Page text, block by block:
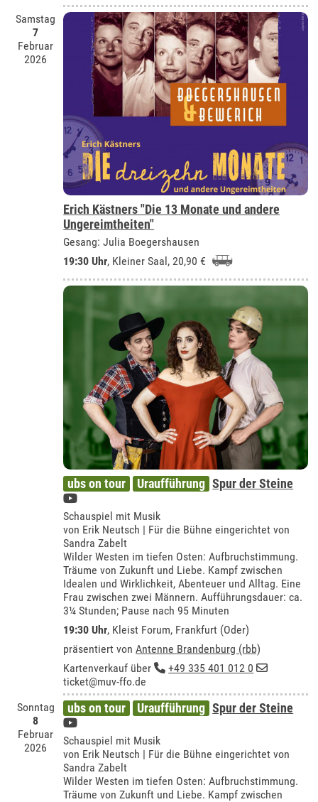
Samstag
7
Februar
2026
Erich Kästners "Die 13 Monate und andere
Ungereimtheiten"
Gesang: Julia Boegershausen
19:30 Uhr, Kleiner Saal , 20,90 €
ubs on tour Uraufführung Spur der Steine
Schauspiel mit Musik
von Erik Neutsch | Für die Bühne eingerichtet von
Sandra Zabelt
Wilder Westen im tiefen Osten: Aufbruchstimmung.
Träume von Zukunft und Liebe. Kampf zwischen
Idealen und Wirklichkeit, Abenteuer und Alltag. Eine
Frau zwischen zwei Männern. Aufführungsdauer: ca.
3¼ Stunden; Pause nach 95 Minuten
19:30 Uhr, Kleist Forum, Frankfurt (Oder)
präsentiert vonAntenne Brandenburg (rbb)
Kartenverkauf über
+49 335 401 012 0
ticket@muv-ffo.de
Sonntag
8
Februar
2026
ubs on tour Uraufführung Spur der Steine
Schauspiel mit Musik
von Erik Neutsch | Für die Bühne eingerichtet von
Sandra Zabelt
Wilder Westen im tiefen Osten: Aufbruchstimmung.
Träume von Zukunft und Liebe. Kampf zwischen